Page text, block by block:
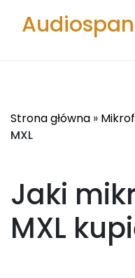
Strona główna »
MXL
Jaki
MXL